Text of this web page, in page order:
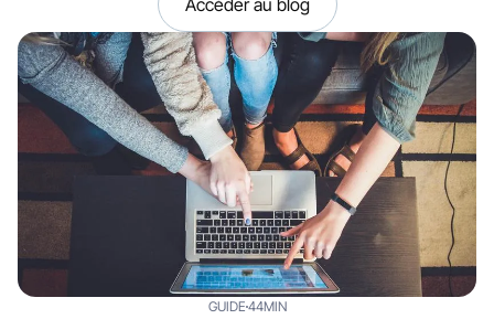
Accéder au blog
GUIDE44MIN